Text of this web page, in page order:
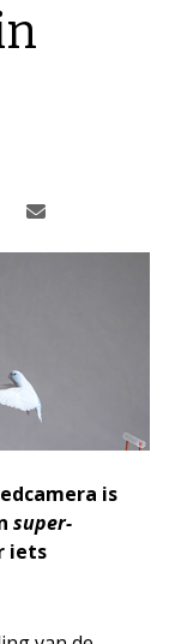
is
super-
iets